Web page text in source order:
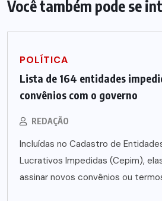
Você também pode se
POLÍTICA
Lista de 164 entidades
convênios com o governo
REDAÇÃO
Incluídas no Cadastro de
Lucrativos Impedidas (Cepim),
assinar novos convênios ou